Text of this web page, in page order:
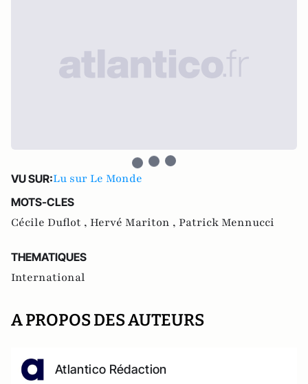
VU SUR:Lu sur Le Monde
MOTS-CLES
Cécile Duflot , Hervé Mariton , Patrick Mennucci
THEMATIQUES
International
A PROPOS DES AUTEURS
Atlantico Rédaction